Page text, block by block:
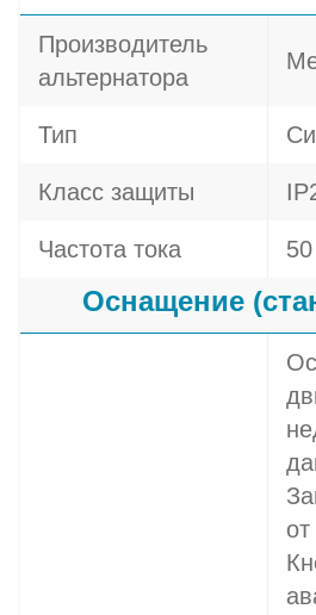
Производитель
альтернатора
Тип
Класс защиты
Частота тока
Оснащение